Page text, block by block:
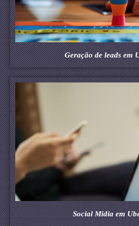
Geração de leads em
Social Midia em